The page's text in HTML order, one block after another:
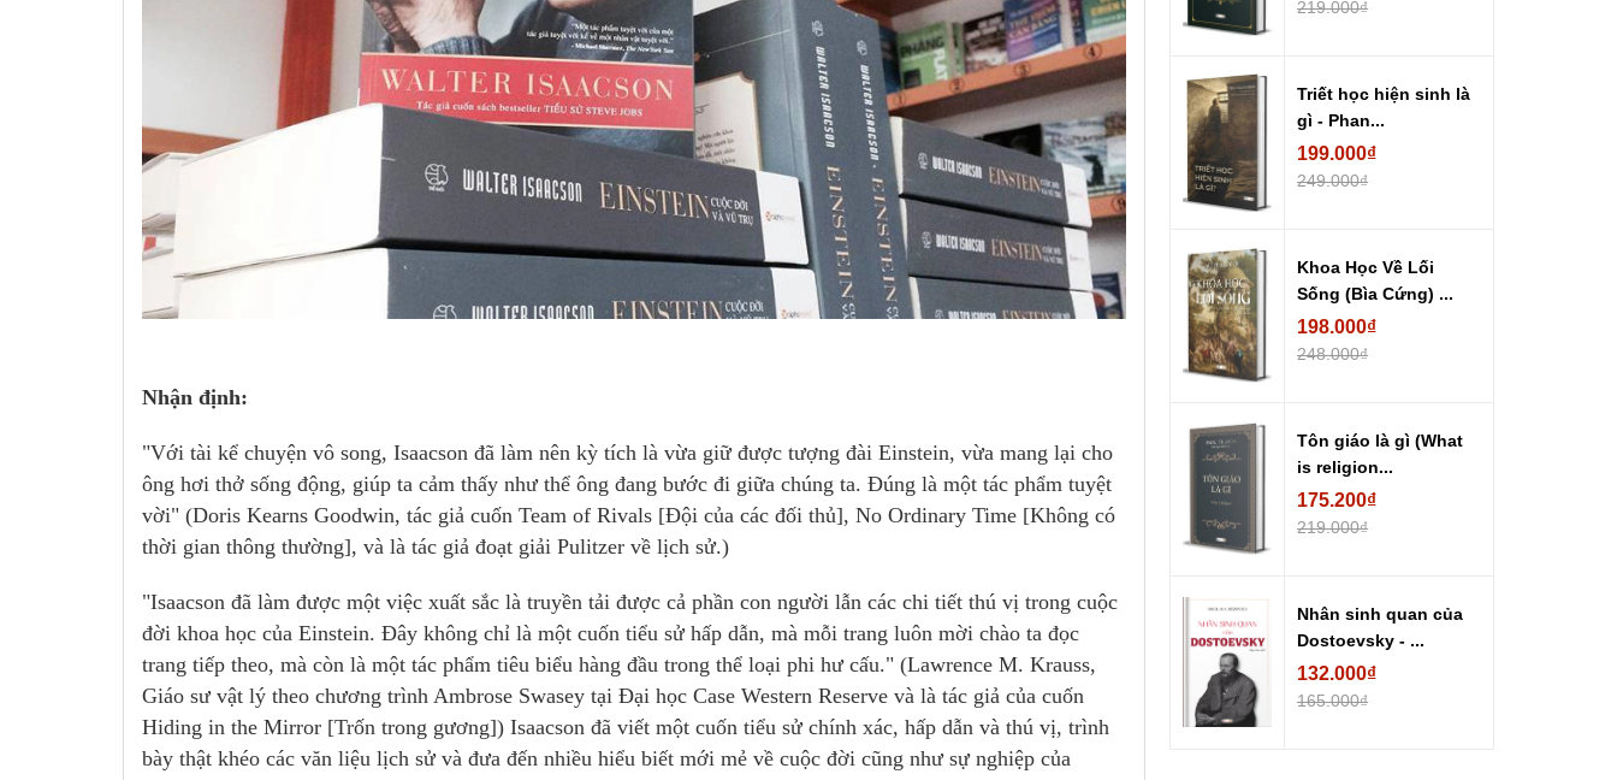
Nhận định:
"Với tài kể chuyện vô song, Isaacson đã làm nên kỳ tích là vừa giữ được tượng đài Einstein, vừa mang lại cho
ông hơi thở sống động, giúp ta cảm thấy như thể ông đang bước đi giữa chúng ta. Đúng là một tác phẩm tuyệt
vời" (Doris Kearns Goodwin, tác giả cuốn Team of Rivals [Đội của các đối thủ], No Ordinary Time [Không có
thời gian thông thường], và là tác giả đoạt giải Pulitzer về lịch sử.)
"Isaacson đã làm được một việc xuất sắc là truyền tải được cả phần con người lẫn các chi tiết thú vị trong cuộc
đời khoa học của Einstein. Đây không chỉ là một cuốn tiểu sử hấp dẫn, mà mỗi trang luôn mời chào ta đọc
trang tiếp theo, mà còn là một tác phẩm tiêu biểu hàng đầu trong thể loại phi hư cấu." (Lawrence M. Krauss,
Giáo sư vật lý theo chương trình Ambrose Swasey tại Đại học Case Western Reserve và là tác giả của cuốn
Hiding in the Mirror [Trốn trong gương]) Isaacson đã viết một cuốn tiểu sử chính xác, hấp dẫn và thú vị, trình
bày thật khéo các văn liệu lịch sử và đưa đến nhiều hiểu biết mới mẻ về cuộc đời cũng như sự nghiệp của
219.000₫
Triết học hiện sinh là
gì - Phan...
199.000₫
249.000₫
Khoa Học Về Lối
Sống (Bìa Cứng) ...
198.000₫
248.000₫
Tôn giáo là gì (What
is religion...
175.200₫
219.000₫
Nhân sinh quan của
Dostoevsky - ...
132.000₫
165.000₫